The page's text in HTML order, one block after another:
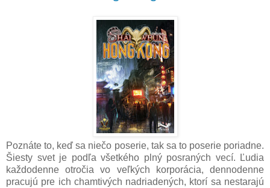
Poznáte to, keď sa niečo poserie, tak sa to poserie poriadne.
Šiesty svet je podľa všetkého plný posraných vecí. Ľudia
každodenne otročia vo veľkých korporácia, dennodenne
pracujú pre ich chamtivých nadriadených, ktorí sa nestarajú